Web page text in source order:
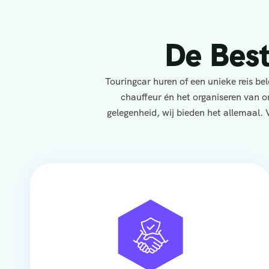
De
Touringcar huren of een unieke reis
chauffeur én het organiseren van
gelegenheid, wij bieden het allemaal.